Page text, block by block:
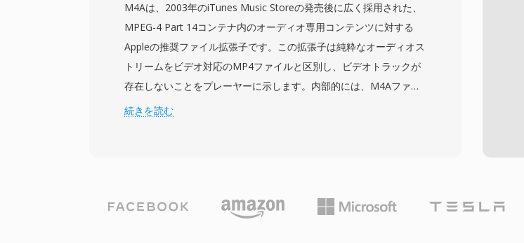
能にしました。オーディオコンポーネント、特にLayer III (MP3)
は、史上最も影響力のあるオーディオフォーマットとなりました。
I/P/Bフレーム構造、動き推定アプローチ、ブロックベースの変換符
号化は、MPEG-2からH.264、そしてそれ以降に至るまで、すべての
主要ビデオコーデックが踏襲するアーキテクチャのテンプレートを
確立しました。圧縮効率では長く超えられましたが、MPEG-1は事
M4Aは、2003年のiTunes Music Storeの発売後に広く採用された、
MPEG-4 Part 14コンテナ内のオーディオ専用コンテンツに対する
Appleの推奨ファイル拡張子です。この拡張子は純粋なオーディオス
トリームをビデオ対応のMP4ファイルと区別し、ビデオトラックが
存在しないことをプレーヤーに示します。内部的には、M4Aファイ
ルはAAC-LC(Advanced Audio Coding, Low Complexity)ビットスト
MP3よりも優れた音質を提供します。最大96 kHzのサンプルレート
と最大24ビットのビット深度をサポートしています。Appleエコシス
続きを読む